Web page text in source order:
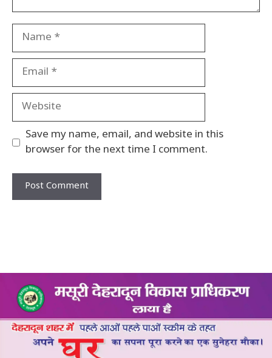
Name
Email
Website
Save my name, email, and website in this
browser for the next time I comment.